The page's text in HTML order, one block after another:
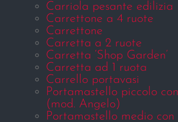
Carriola pesante edilizia
Carrettone a 4 ruote
Carrettone
Carretta a 2 ruote
Carretta ‘Shop Garden’
Carretta ad 1 ruota
Carrello portavasi
Portamastello piccolo
(mod. Angelo)
Portamastello medio